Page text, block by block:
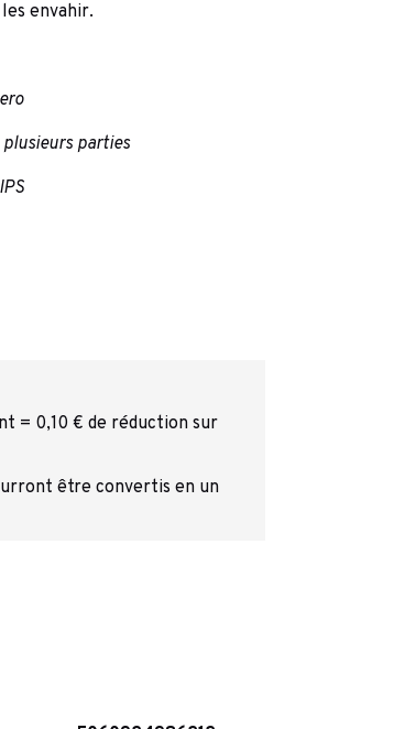
envahir.
parties
= 0,10 € de réduction sur
être convertis en un